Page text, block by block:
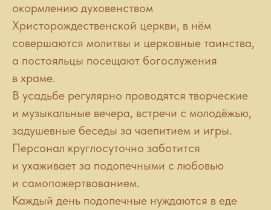
окормлению духовенством
Христорождественской церкви, в нём
совершаются молитвы и церковные таинства,
а постояльцы посещают богослужения
в храме.
В усадьбе регулярно проводятся творческие
и музыкальные вечера, встречи с молодёжью,
задушевные беседы за чаепитием и игры.
Персонал круглосуточно заботится
и ухаживает за подопечными с любовью
и самопожертвованием.
Каждый день подопечные нуждаются в еде